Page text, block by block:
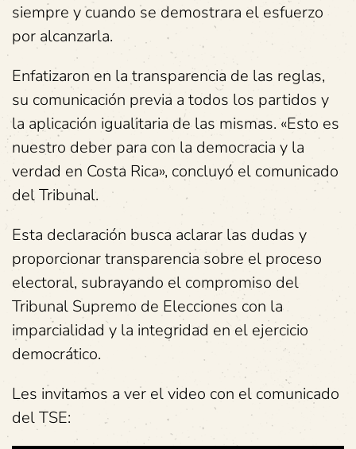
siempre y cuando se demostrara el esfuerzo
por alcanzarla.
Enfatizaron en la transparencia de las reglas,
su comunicación previa a todos los partidos y
la aplicación igualitaria de las mismas. «Esto es
nuestro deber para con la democracia y la
verdad en Costa Rica», concluyó el comunicado
del Tribunal.
Esta declaración busca aclarar las dudas y
proporcionar transparencia sobre el proceso
electoral, subrayando el compromiso del
Tribunal Supremo de Elecciones con la
imparcialidad y la integridad en el ejercicio
democrático.
Les invitamos a ver el video con el comunicado
del TSE: